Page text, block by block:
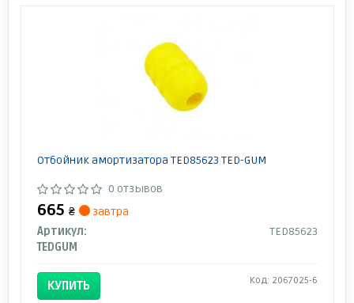
Отбойник амортизатора TED85623 TED-GUM
0 отзывов
665 ₴
завтра
Артикул:
TED85623
TEDGUM
КУПИТЬ Код: 2067025-6